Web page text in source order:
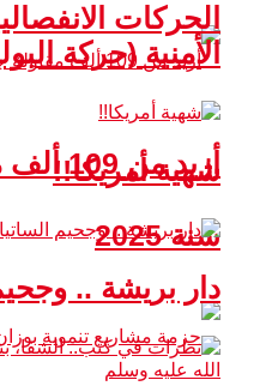
أزيد
سنة 2025
الحركات
الأمنية (حركة
شهية أمريكا!!
دار بريشة ..